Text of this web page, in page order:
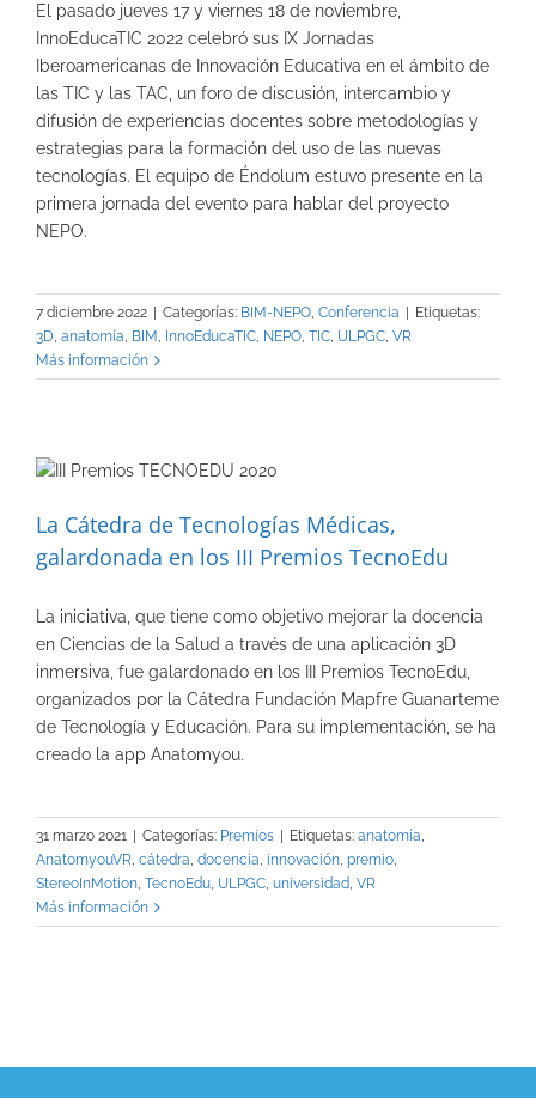
El pasado jueves 17 y viernes 18 de noviembre,
InnoEducaTIC 2022 celebró sus IX Jornadas
Iberoamericanas de Innovación Educativa en el ámbito de
las TIC y las TAC, un foro de discusión, intercambio y
difusión de experiencias docentes sobre metodologías y
estrategias para la formación del uso de las nuevas
tecnologías. El equipo de Éndolum estuvo presente en la
primera jornada del evento para hablar del proyecto
NEPO.
7 diciembre 2022 Categorías: BIM-NEPO, Conferencia
Etiquetas:
3D, anatomía, BIM , InnoEducaTIC, NEPO, TIC, ULPGC, VR
Más información
La Cátedra de Tecnologías Médicas,
galardonada en los III Premios TecnoEdu
La iniciativa, que tiene como objetivo mejorar la docencia
en Ciencias de la Salud a través de una aplicación 3D
inmersiva, fue galardonado en los III Premios TecnoEdu,
organizados por la Cátedra Fundación Mapfre Guanarteme
de Tecnología y Educación. Para su implementación, se ha
creado la app Anatomyou.
31 marzo 2021 Categorías: Premios Etiquetas: anatomía,
AnatomyouVR, cátedra, docencia, innovación, premio,
StereoInMotion, TecnoEdu, ULPGC, universidad, VR
Más información